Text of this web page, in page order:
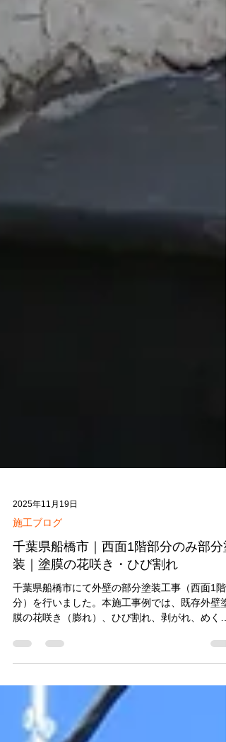
2025年11月19日
千葉県船橋市｜西面1階部分のみ部分
装｜塗膜の花咲き・ひび割れ
千葉県船橋市にて外壁の部分塗装工事（西面1階
上がりといった経年劣化が進行した状態を、下地
処理から丁寧に行い塗装を行いました。劣化が著
しい「ボロボロの塗膜」をそのまま上塗りしてし
まうと、数年以内に再剥離を起こす可能性が高い